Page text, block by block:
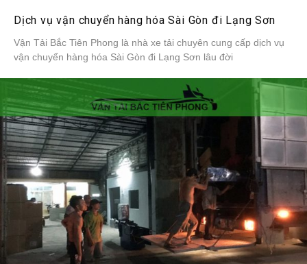
Dịch vụ vận chuyển hàng hóa Sài Gòn đi Lạng Sơn
Vận Tải Bắc Tiên Phong là nhà xe tải chuyên cung cấp dịch vụ
vận chuyển hàng hóa Sài Gòn đi Lạng Sơn lâu đời